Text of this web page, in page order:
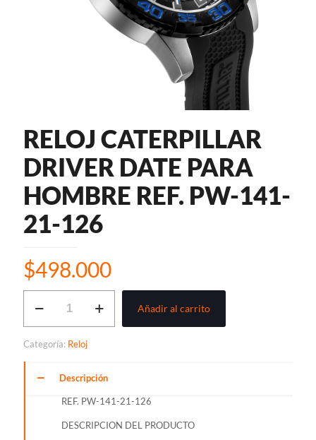
RELOJ CATERPILLAR
DRIVER DATE PARA
HOMBRE REF. PW-141-
21-126
$498.000
CATERPILLAR
PARA
HOMBRE
REF.
Añadir al carrito
Categoría: Reloj
Descripción
REF. PW-141-21-126
DESCRIPCION DEL PRODUCTO